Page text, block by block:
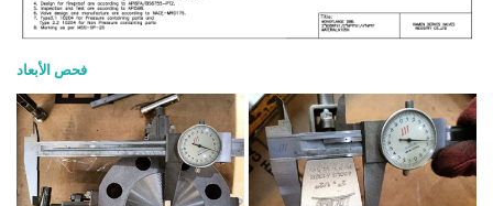
فحص الأبعاد